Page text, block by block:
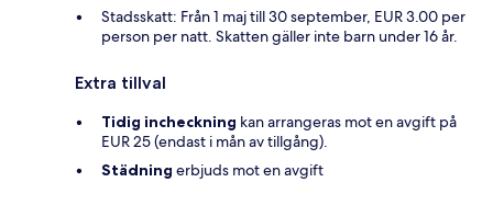
Stadsskatt: Från 1 maj till 30 september, EUR 3.00 per
person per natt. Skatten gäller inte barn under 16 år.
Extra tillval
Tidig incheckning kan arrangeras mot en avgift på
EUR 25 (endast i mån av tillgång).
Städning erbjuds mot en avgift